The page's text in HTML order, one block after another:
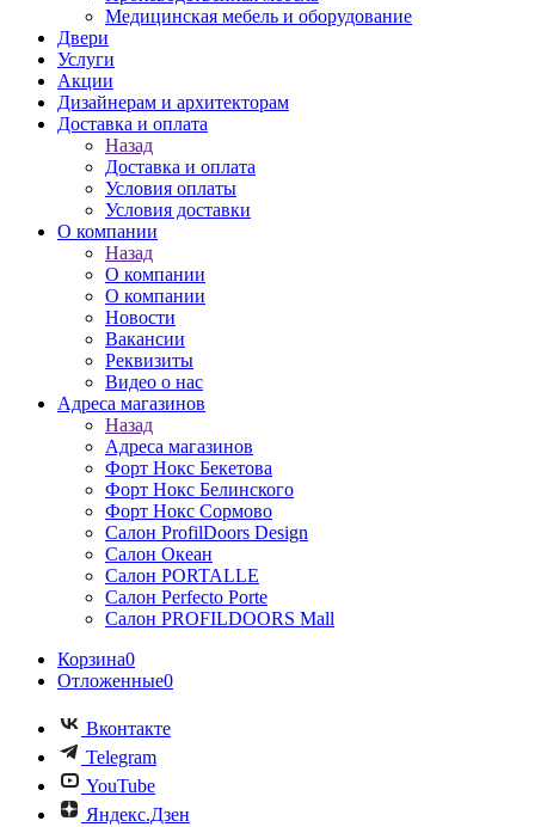
Медицинская мебель и оборудование
Двери
Услуги
Акции
Дизайнерам и архитекторам
Доставка и оплата
Назад
Доставка и оплата
Условия оплаты
Условия доставки
О компании
Назад
О компании
О компании
Новости
Вакансии
Реквизиты
Видео о нас
Адреса магазинов
Назад
Адреса магазинов
Форт Нокс Бекетова
Форт Нокс Белинского
Форт Нокс Сормово
Салон ProfilDoors Design
Салон Океан
Салон PORTALLE
Салон Perfecto Portе
Салон PROFILDOORS Mall
Корзина0
Отложенные0
Вконтакте
Telegram
YouTube
Яндекс.Дзен